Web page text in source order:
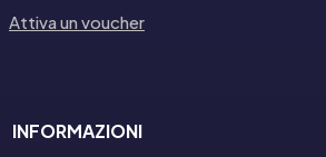
Attiva un voucher
INFORMAZIONI